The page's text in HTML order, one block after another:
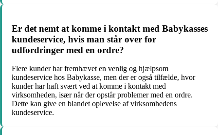
Er det nemt at komme i kontakt med Babykasses
kundeservice, hvis man står over for
udfordringer med en ordre?
Flere kunder har fremhævet en venlig og hjælpsom
kundeservice hos Babykasse, men der er også tilfælde, hvor
kunder har haft svært ved at komme i kontakt med
virksomheden, især når der opstår problemer med en ordre.
Dette kan give en blandet oplevelse af virksomhedens
kundeservice.